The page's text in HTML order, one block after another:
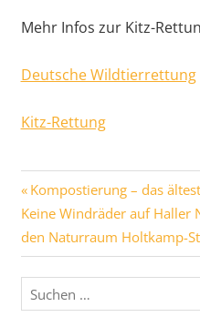
Mehr Infos zur Kitz-
Deutsche Wildtierrettung
Kitz-Rettung
Kompostierung – das
Keine Windräder auf Haller
den Naturraum Holtkamp-